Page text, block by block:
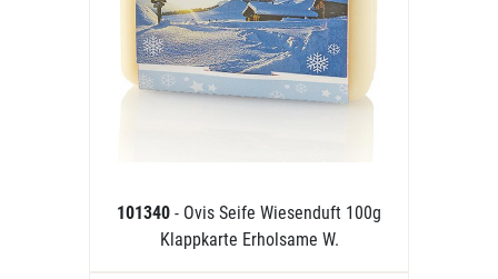
101340 - Ovis Seife Wiesenduft 100g
Klappkarte Erholsame W.